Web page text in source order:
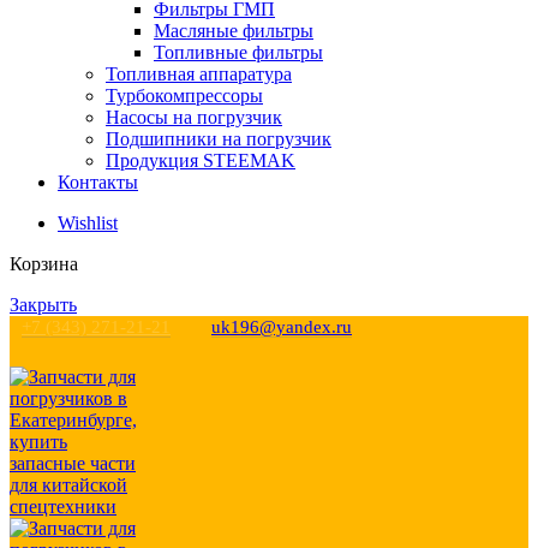
Фильтры ГМП
Масляные фильтры
Топливные фильтры
Топливная аппаратура
Турбокомпрессоры
Насосы на погрузчик
Подшипники на погрузчик
Продукция STEEMAK
Контакты
Wishlist
Корзина
Закрыть
+7 (343) 271-21-21 uk196@yandex.ru